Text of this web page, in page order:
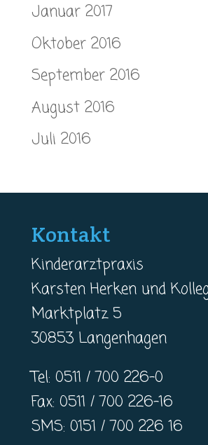
Januar 2017
Oktober 2016
September 2016
August 2016
Juli 2016
Kontakt
Kinderarztpraxis
Karsten Herken und
Marktplatz 5
30853 Langenhagen
Tel: 0511 / 700 226-0
Fax: 0511 / 700 226-16
SMS: 0151 / 700 226 16